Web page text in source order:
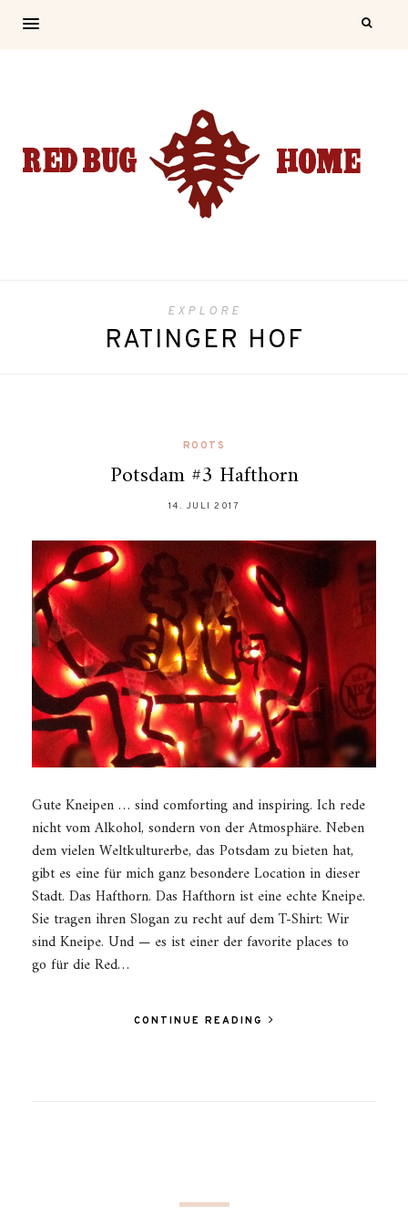
EXPLORE
RATINGER HOF
ROOTS
Potsdam #3 Hafthorn
14. JULI 2017
Gute Kneipen … sind comforting and inspiring. Ich rede
nicht vom Alkohol, sondern von der Atmosphäre. Neben
dem vielen Weltkulturerbe, das Potsdam zu bieten hat,
gibt es eine für mich ganz besondere Location in dieser
Stadt. Das Hafthorn. Das Hafthorn ist eine echte Kneipe.
Sie tragen ihren Slogan zu recht auf dem T-Shirt: Wir
sind Kneipe. Und — es ist einer der favorite places to
go für die Red…
CONTINUE READING